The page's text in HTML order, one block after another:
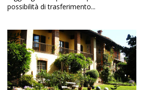
Corsi di ricamo punto assisi
Corsi di tintura lana con erbe
Corsi di yoga
Corsi e laboratori per bambini
Corsi gestione animali
possibilità di trasferimento...